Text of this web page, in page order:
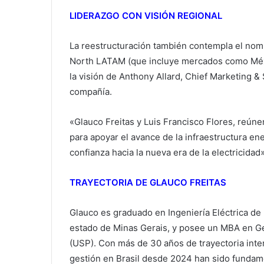
LIDERAZGO CON VISIÓN REGIONAL
La reestructuración también contempla el
North LATAM (que incluye mercados como
la visión de Anthony Allard, Chief Marketing
compañía.
«Glauco Freitas y Luis Francisco Flores,
para apoyar el avance de la infraestructura
confianza hacia la nueva era de la
TRAYECTORIA DE GLAUCO FREITAS
Glauco es graduado en Ingeniería Eléctrica
estado de Minas Gerais, y posee un MBA en
(USP). Con más de 30 años de trayectoria
gestión en Brasil desde 2024 han sido